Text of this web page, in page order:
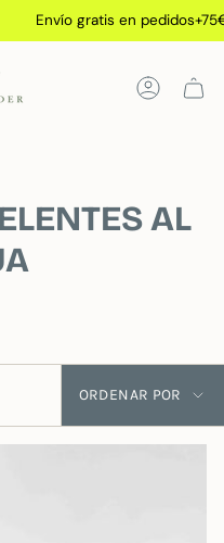
Envío gratis en pedidos+75€
Cuenta
AL
por
ORDENAR POR